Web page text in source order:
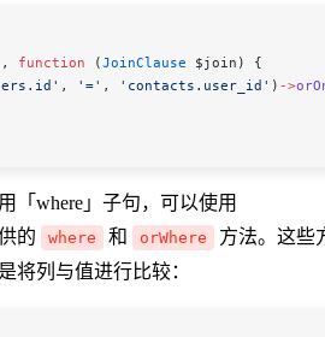
, function (JoinClause $join ) {
, '=' , 'contacts.user_id' ) ->
「where」子句，可以使用
的 where 和 orWhere
方法。这些
将列与值进行比较：